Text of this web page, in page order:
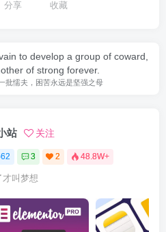
分享 收藏
to develop a group of coward,
of strong forever.
批懦夫，困苦永远是坚强之母
站 关注
3 2 48.8W+
才叫梦想